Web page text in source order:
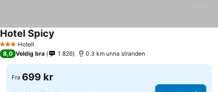
3 StjernerHotell
Hotel Spicy
8,0 Veldig bra 1 826 0.3 km unna stranden
Fra 699 kr